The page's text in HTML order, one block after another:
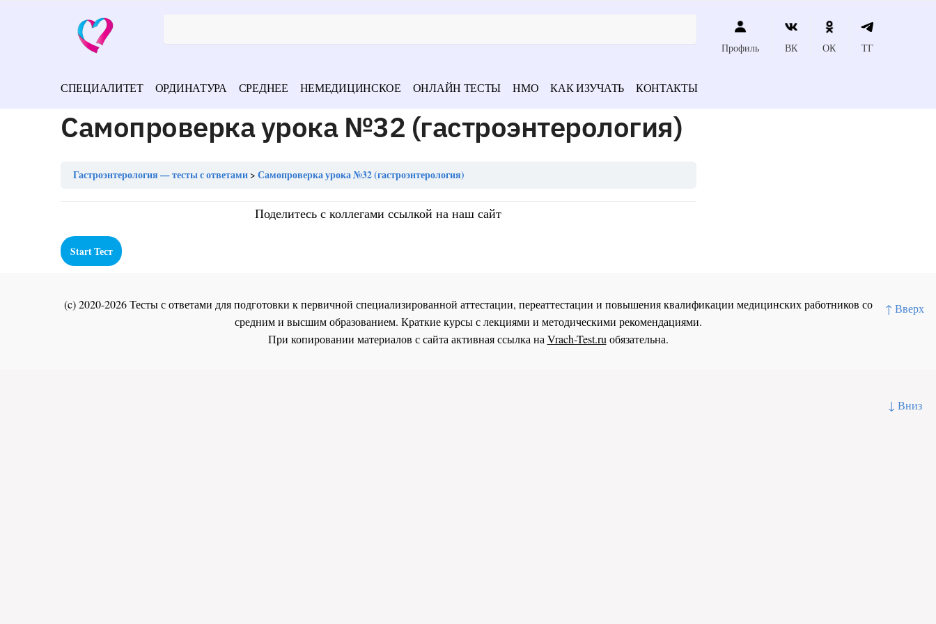
↑ Вверх
↓ Вниз
Профиль ВК ОК ТГ
СПЕЦИАЛИТЕТ ОРДИНАТУРА СРЕДНЕЕ НЕМЕДИЦИНСКОЕ ОНЛАЙН ТЕСТЫ НМО КАК ИЗУЧАТЬ КОНТАКТЫ
Самопроверка урока №32 (гастроэнтерология)
Гастроэнтерология — тесты с ответами Самопроверка урока №32 (гастроэнтерология)
Поделитесь с коллегами ссылкой на наш сайт
(c) 2020-2026 Тесты с ответами для подготовки к первичной специализированной аттестации, переаттестации и повышения квалификации медицинских работников со
средним и высшим образованием. Краткие курсы с лекциями и методическими рекомендациями.
При копировании материалов с сайта активная ссылка на Vrach-Test.ru обязательна.